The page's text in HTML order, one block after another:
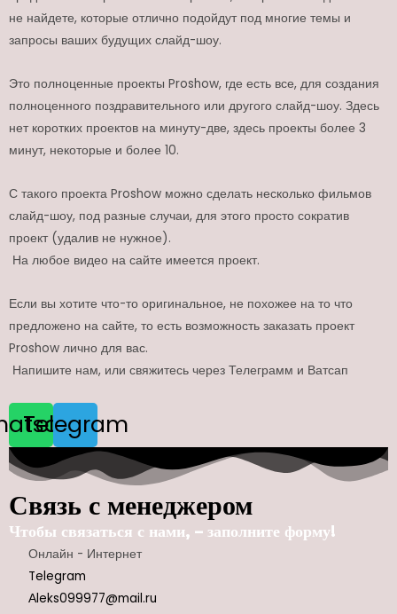
не найдете, которые отлично подойдут под многие темы и
запросы ваших будущих слайд-шоу.
Это полноценные проекты Proshow, где есть все, для создания
полноценного поздравительного или другого слайд-шоу. Здесь
нет коротких проектов на минуту-две, здесь проекты более 3
минут, некоторые и более 10.
С такого проекта Proshow можно сделать несколько фильмов
слайд-шоу, под разные случаи, для этого просто сократив
проект (удалив не нужное).
На любое видео на сайте имеется проект.
Если вы хотите что-то оригинальное, не похожее на то что
предложено на сайте, то есть возможность заказать проект
Proshow лично для вас.
Напишите нам, или свяжитесь через Телеграмм и Ватсап
Telegram
Связь с менеджером
Чтобы связаться с нами, – заполните форму!
Онлайн - Интернет
Telegram
Аleks099977@mail.ru